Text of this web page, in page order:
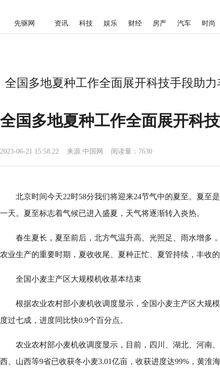
先驱网 资讯 科技 娱乐 财经 房产 汽车 时尚
全国多地夏种工作全面展开科技手段助
全国多地夏种工作全面展开科
2023-06-21 15:58:22 来源:中国网 阅读量：7630
北京时间今天22时58分我们将迎来24节气中的夏至。夏至
一天。夏至标志着气候已进入盛夏，天气将逐渐转入炎热。
春生夏长，夏至前后，北方气温升高、光照足、雨水增多
农业生产的重要时期，夏收收尾、夏种正忙、夏管持续，丰收
全国小麦主产区大规模机收基本结束
根据农业农村部小麦机收调度显示，全国小麦主产区大规
度过七成，进度同比快0.9个百分点。
农业农村部小麦机收调度显示，目前，四川、湖北、河南
西、山西等9省已收获冬小麦3.01亿亩，收获进度达99%，黄淮